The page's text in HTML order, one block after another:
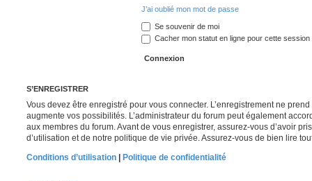
J’ai oublié mon mot de passe
Se souvenir de moi
Cacher mon statut en ligne pour cette session
S’ENREGISTRER
Vous devez être enregistré pour vous connecter. L’enregistrement ne
augmente vos possibilités. L’administrateur du forum peut également
aux membres du forum. Avant de vous enregistrer, assurez-vous d’avoir
d’utilisation et de notre politique de vie privée. Assurez-vous de bien lire
Conditions d’utilisation
Politique de confidentialité